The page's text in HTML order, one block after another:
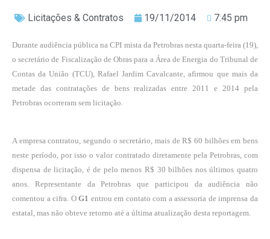
Licitações & Contratos 19/11/2014 7:45 pm
Durante audiência pública na CPI mista da Petrobras nesta quarta-feira (19),
o secretário de Fiscalização de Obras para a Área de Energia do Tribunal de
Contas da União (TCU), Rafael Jardim Cavalcante, afirmou que mais da
metade das contratações de bens realizadas entre 2011 e 2014 pela
Petrobras ocorreram sem licitação.
A empresa contratou, segundo o secretário, mais de R$ 60 bilhões em bens
neste período, por isso o valor contratado diretamente pela Petrobras, com
dispensa de licitação, é de pelo menos R$ 30 bilhões nos últimos quatro
anos. Representante da Petrobras que participou da audiência não
comentou a cifra. OG1 entrou em contato com a assessoria de imprensa da
estatal, mas não obteve retorno até a última atualização desta reportagem.